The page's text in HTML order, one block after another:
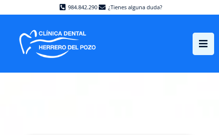
984.842.290 ¿Tienes alguna duda?